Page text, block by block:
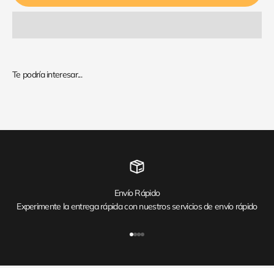
Envío Rápido
Experimente la entrega rápida con nuestros servicios de envío rápido